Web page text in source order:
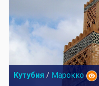
Кутубия / Марокко